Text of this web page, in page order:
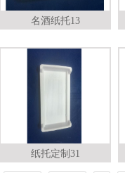
名酒纸托13
纸托定制31